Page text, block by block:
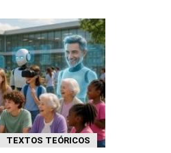
TEXTOS TEÓRICOS